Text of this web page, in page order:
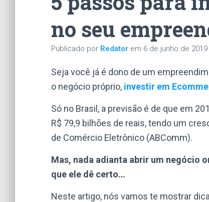
no seu
Publicado por Redator em 6 de junho de 2019
Seja você já é dono de um
o negócio próprio, investir em
Só no Brasil, a previsão é de que em
R$ 79,9 bilhões de reais, tendo um
de Comércio Eletrônico (ABComm).
Mas, nada adianta abrir um negócio
que ele dê certo…
Neste artigo, nós vamos te mostrar